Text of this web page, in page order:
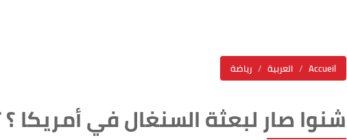
رياضة العربية Accueil
شنوا صار لبعثة السنغال في